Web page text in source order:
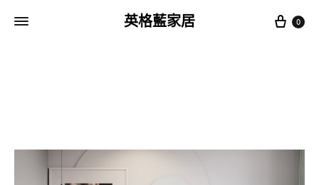
英格藍家居 Cart
0